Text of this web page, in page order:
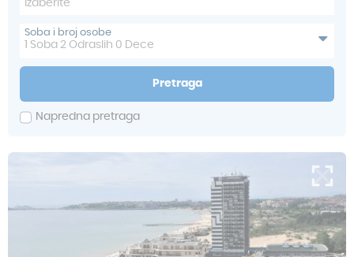
Soba i broj osobe
Soba 2 Odraslih 0 Dece
Pretraga
Napredna pretraga